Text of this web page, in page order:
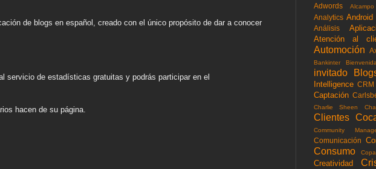
de blogs en español, creado con el único propósito de dar a conocer
servicio de estadísticas gratuitas y podrás participar en el
hacen de su página.
Adwords Alcampo
Analytics Android
Análisis
Atención al
Automoción
Bankinter Bienvenida
invitado
Intelligence CRM
Captación
Charlie Sheen
Clientes
Community
Comunicación
Consumo
Creatividad